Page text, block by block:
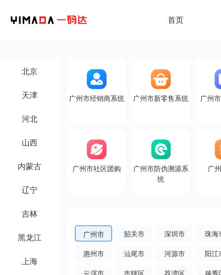
首页
北京
天津
河北
山西
内蒙古
辽宁
吉林
黑龙江
上海
广州市经销商系统 广州市新零售系统 广州
广州市社区团购
广州市防伪溯源系
统
广
广州市 韶关市 深圳市
珠海
惠州市
汕尾市 河源市
阳江
云浮市
市辖区 荔湾区
越秀